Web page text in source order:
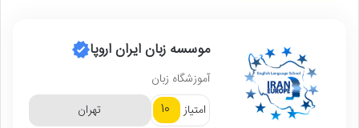
موسسه زبان ایران اروپا
آموزشگاه زبان
امتیاز
10 تهران